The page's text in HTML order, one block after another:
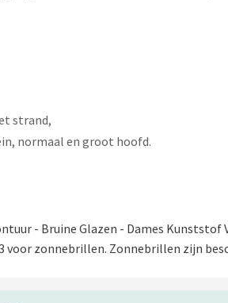
strand,
normaal en groot hoofd.
- Bruine Glazen - Dames
voor zonnebrillen. Zonnebrillen zijn